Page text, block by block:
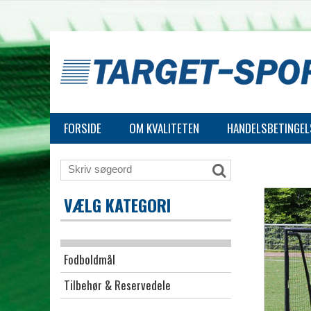
FORSIDE OM KVALITETEN
VÆLG KATEGORI
Fodboldmål
Tilbehør & Reservedele